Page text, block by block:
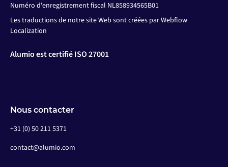
Numéro d'enregistrement fiscal NL858934565B01
Les traductions de notre site Web sont créées par Webflow
Localization
Alumio est certifié ISO 27001
Nous contacter
+31 (0) 50 211 5371
contact@alumio.com